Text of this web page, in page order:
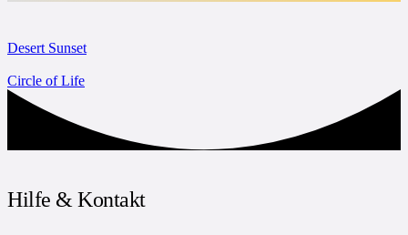
Desert Sunset
Circle of Life
Hilfe & Kontakt